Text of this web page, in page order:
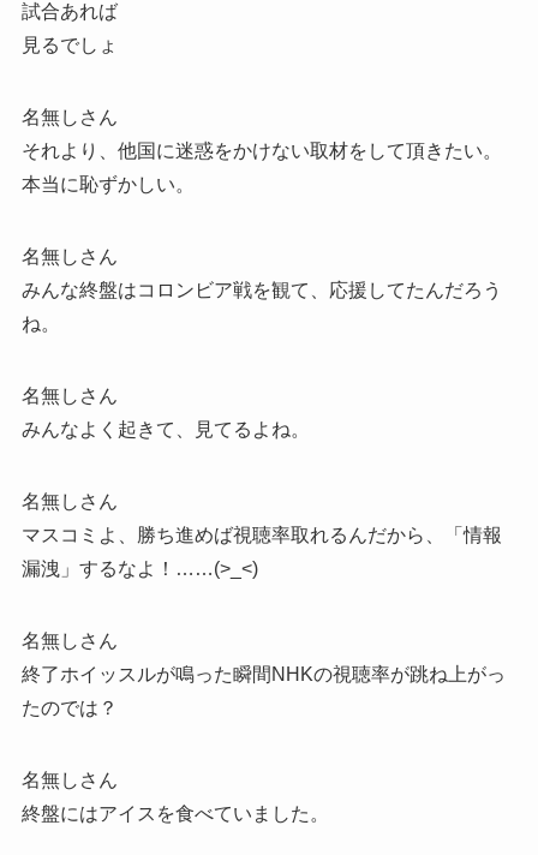
試合あれば
見るでしょ
名無しさん
それより、他国に迷惑をかけない取材をして頂きたい。
本当に恥ずかしい。
名無しさん
みんな終盤はコロンビア戦を観て、応援してたんだろう
ね。
名無しさん
みんなよく起きて、見てるよね。
名無しさん
マスコミよ、勝ち進めば視聴率取れるんだから、「情報
漏洩」するなよ！……(>_<)
名無しさん
終了ホイッスルが鳴った瞬間NHKの視聴率が跳ね上がっ
たのでは？
名無しさん
終盤にはアイスを食べていました。